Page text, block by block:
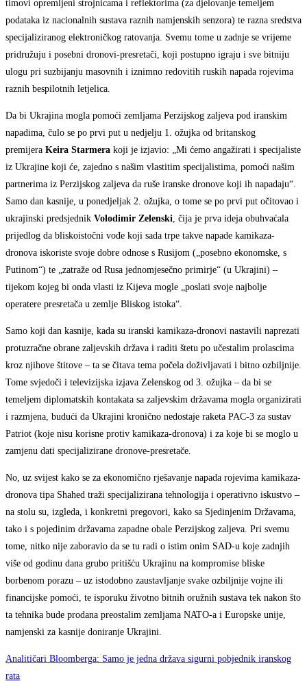
timovi opremljeni strojnicama i reflektorima (za djelovanje temeljem
podataka iz nacionalnih sustava raznih namjenskih senzora) te razna sredstva
specijaliziranog elektroničkog ratovanja. Svemu tome u zadnje se vrijeme
pridružuju i posebni dronovi-presretači, koji postupno igraju i sve bitniju
ulogu pri suzbijanju masovnih i iznimno redovitih ruskih napada rojevima
raznih bespilotnih letjelica.
Da bi Ukrajina mogla pomoći zemljama Perzijskog zaljeva pod iranskim
napadima, čulo se po prvi put u nedjelju 1. ožujka od britanskog
premijera Keira Starmera koji je izjavio: „Mi ćemo angažirati i specijaliste
iz Ukrajine koji će, zajedno s našim vlastitim specijalistima, pomoći našim
partnerima iz Perzijskog zaljeva da ruše iranske dronove koji ih napadaju“.
Samo dan kasnije, u ponedjeljak 2. ožujka, o tome se po prvi put očitovao i
ukrajinski predsjednik Volodimir Zelenski, čija je prva ideja obuhvaćala
prijedlog da bliskoistočni vođe koji sada trpe takve napade kamikaza-
dronova iskoriste svoje dobre odnose s Rusijom („posebno ekonomske, s
Putinom“) te „zatraže od Rusa jednomjesečno primirje“ (u Ukrajini) –
tijekom kojeg bi onda vlasti iz Kijeva mogle „poslati svoje najbolje
operatere presretača u zemlje Bliskog istoka“.
Samo koji dan kasnije, kada su iranski kamikaza-dronovi nastavili naprezati
protuzračne obrane zaljevskih država i raditi štetu po učestalim prolascima
kroz njihove štitove – ta se čitava tema počela doživljavati i bitno ozbiljnije.
Tome svjedoči i televizijska izjava Zelenskog od 3. ožujka – da bi se
temeljem diplomatskih kontakata sa zaljevskim državama mogla organizirati
i razmjena, budući da Ukrajini kronično nedostaje raketa PAC-3 za sustav
Patriot (koje nisu korisne protiv kamikaza-dronova) i za koje bi se moglo u
zamjenu dati specijalizirane dronove-presretače.
No, uz svijest kako se za ekonomično rješavanje napada rojevima kamikaza-
dronova tipa Shahed traži specijalizirana tehnologija i operativno iskustvo –
na stolu su, izgleda, i konkretni pregovori, kako sa Sjedinjenim Državama,
tako i s pojedinim državama zapadne obale Perzijskog zaljeva. Pri svemu
tome, nitko nije zaboravio da se tu radi o istim onim SAD-u koje zadnjih
više od godinu dana grubo pritišću Ukrajinu na kompromise bliske
borbenom porazu – uz istodobno zaustavljanje svake ozbiljnije vojne ili
financijske pomoći, te isporuku životno bitnih oružnih sustava tek nakon što
ta tehnika bude prodana preostalim zemljama NATO-a i Europske unije,
namjenski za kasnije doniranje Ukrajini.
Analitičari Bloomberga: Samo je jedna država sigurni pobjednik iranskog
rata